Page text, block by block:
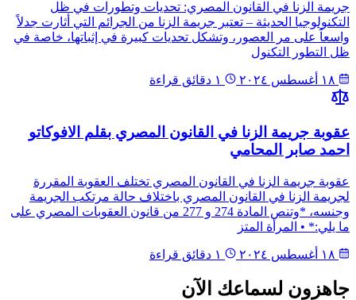
جريمة الزنا في القانون المصري: تحديات وتطورات في ظل
التكنولوجيا الحديثة – تعتبر جريمة الزنا من الجرائم التي أثارت جدلاً
واسعاً على مر العصور، وتشكل تحديات كبيرة في إثباتها، خاصة في
ظل التطور التكنول
١٨ أغسطس ٢٠٢٤ ١ دقائق قراءة
عقوبة جريمة الزنا في القانون المصري بقلم الافوكاتو
احمد صابر المحامي
عقوبة جريمة الزنا في القانون المصري تختلف العقوبة المقررة
لجريمة الزنا في القانون المصري باختلاف حالة مرتكب الجريمة
وجنسه، *وتنص المادة 274 و 277 من قانون العقوبات المصري على
ما يلي:* • المرأة المتز
١٨ أغسطس ٢٠٢٤ ١ دقائق قراءة
جاهزون لسماعك الآن